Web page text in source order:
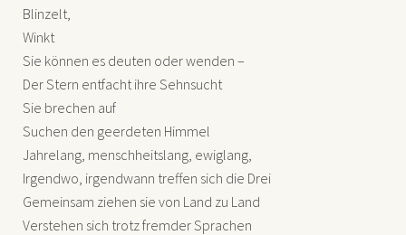
Blinzelt,
Winkt
Sie können es deuten oder wenden –
Der Stern entfacht ihre Sehnsucht
Sie brechen auf
Suchen den geerdeten Himmel
Jahrelang, menschheitslang, ewiglang,
Irgendwo, irgendwann treffen sich die Drei
Gemeinsam ziehen sie von Land zu Land
Verstehen sich trotz fremder Sprachen